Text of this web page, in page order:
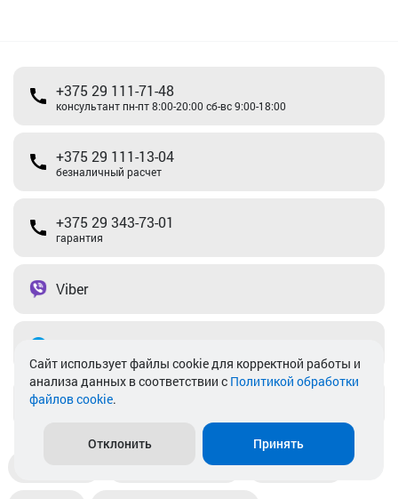
+375 29 111-71-48
консультант пн-пт 8:00-20:00 сб-вс 9:00-18:00
+375 29 111-13-04
безналичный расчет
+375 29 343-73-01
гарантия
Viber
info@akkamulik.by
Пункты выдачи Магазины
Cайт использует файлы cookie для корректной работы и
анализа данных в соответствии с Политикой обработки
файлов cookie.
Отклонить Принять